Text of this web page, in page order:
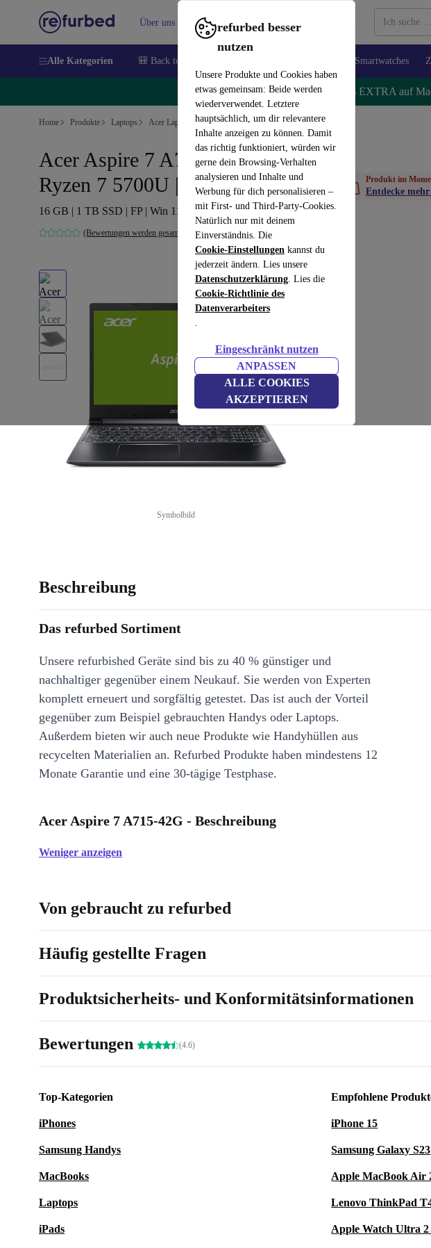
refurbed besser
nutzen
Unsere Produkte und Cookies haben
etwas gemeinsam: Beide werden
wiederverwendet. Letztere
hauptsächlich, um dir relevantere
Inhalte anzeigen zu können. Damit
das richtig funktioniert, würden wir
gerne dein Browsing-Verhalten
analysieren und Inhalte und
Werbung für dich personalisieren –
mit First- und Third-Party-Cookies.
Natürlich nur mit deinem
Einverständnis. Die
Cookie-Einstellungen kannst du
jederzeit ändern. Lies unsere
Datenschutzerklärung. Lies die
Cookie-Richtlinie des
Datenverarbeiters
.
Eingeschränkt nutzen
ANPASSEN
ALLE COOKIES
AKZEPTIEREN
Über uns Verkaufen Hilfe
Alle Kategorien 🎒 Back to school Smartwatches
🔥 Spare 5% EXTRA auf
Home Produkte Laptops Acer Laptops
Acer Aspire 7 A715-42G |
Ryzen 7 5700U | 15.6-Zoll
16 GB | 1 TB SSD | FP | Win 11 Home | DE
(Bewertungen werden gesammelt)
Symbolbild
Produkt im
Entdecke
Beschreibung
Das refurbed Sortiment
Unsere refurbished Geräte sind bis zu 40 % günstiger und
nachhaltiger gegenüber einem Neukauf. Sie werden von Experten
komplett erneuert und sorgfältig getestet. Das ist auch der Vorteil
gegenüber zum Beispiel gebrauchten Handys oder Laptops.
Außerdem bieten wir auch neue Produkte wie Handyhüllen aus
recycelten Materialien an. Refurbed Produkte haben mindestens 12
Monate Garantie und eine 30-tägige Testphase.
Acer Aspire 7 A715-42G - Beschreibung
Weniger anzeigen
Von gebraucht zu refurbed
Häufig gestellte Fragen
Produktsicherheits- und Konformitätsinformationen
Bewertungen (4.6)
Top-Kategorien
iPhones
Samsung Handys
MacBooks
Laptops
iPads
Empfohlene
iPhone 15
Samsung Galaxy S23
Apple MacBook Air
Lenovo ThinkPad
Apple Watch Ultra 2